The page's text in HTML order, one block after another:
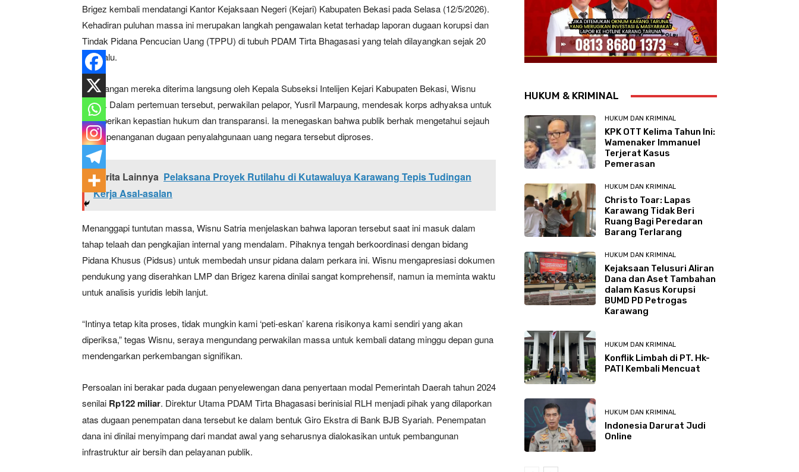
Brigez kembali mendatangi Kantor Kejaksaan Negeri (Kejari) Kabupaten Bekasi pada Selasa (12/5/2026).
Kehadiran puluhan massa ini merupakan langkah pengawalan ketat terhadap laporan dugaan korupsi dan
Tindak Pidana Pencucian Uang (TPPU) di tubuh PDAM Tirta Bhagasasi yang telah dilayangkan sejak 20
April lalu.
Kedatangan mereka diterima langsung oleh Kepala Subseksi Intelijen Kejari Kabupaten Bekasi, Wisnu
Satria. Dalam pertemuan tersebut, perwakilan pelapor, Yusril Marpaung, mendesak korps adhyaksa untuk
memberikan kepastian hukum dan transparansi. Ia menegaskan bahwa publik berhak mengetahui sejauh
mana penanganan dugaan penyalahgunaan uang negara tersebut diproses.
Berita Lainnya Pelaksana Proyek Rutilahu di Kutawaluya Karawang Tepis Tudingan
Kerja Asal-asalan
Menanggapi tuntutan massa, Wisnu Satria menjelaskan bahwa laporan tersebut saat ini masuk dalam
tahap telaah dan pengkajian internal yang mendalam. Pihaknya tengah berkoordinasi dengan bidang
Pidana Khusus (Pidsus) untuk membedah unsur pidana dalam perkara ini. Wisnu mengapresiasi dokumen
pendukung yang diserahkan LMP dan Brigez karena dinilai sangat komprehensif, namun ia meminta waktu
untuk analisis yuridis lebih lanjut.
“Intinya tetap kita proses, tidak mungkin kami ‘peti-eskan’ karena risikonya kami sendiri yang akan
diperiksa,” tegas Wisnu, seraya mengundang perwakilan massa untuk kembali datang minggu depan guna
mendengarkan perkembangan signifikan.
Persoalan ini berakar pada dugaan penyelewengan dana penyertaan modal Pemerintah Daerah tahun 2024
senilai Rp122 miliar. Direktur Utama PDAM Tirta Bhagasasi berinisial RLH menjadi pihak yang dilaporkan
atas dugaan penempatan dana tersebut ke dalam bentuk Giro Ekstra di Bank BJB Syariah. Penempatan
dana ini dinilai menyimpang dari mandat awal yang seharusnya dialokasikan untuk pembangunan
infrastruktur air bersih dan pelayanan publik.
HUKUM & KRIMINAL
HUKUM DAN KRIMINAL
KPK OTT Kelima Tahun Ini:
Wamenaker Immanuel
Terjerat Kasus
Pemerasan
HUKUM DAN KRIMINAL
Christo Toar: Lapas
Karawang Tidak Beri
Ruang Bagi Peredaran
Barang Terlarang
HUKUM DAN KRIMINAL
Kejaksaan Telusuri Aliran
Dana dan Aset Tambahan
dalam Kasus Korupsi
BUMD PD Petrogas
Karawang
HUKUM DAN KRIMINAL
Konflik Limbah di PT. Hk-
PATI Kembali Mencuat
HUKUM DAN KRIMINAL
Indonesia Darurat Judi
Online